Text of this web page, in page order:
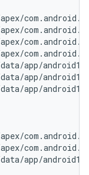
app/
app/
app/
app/